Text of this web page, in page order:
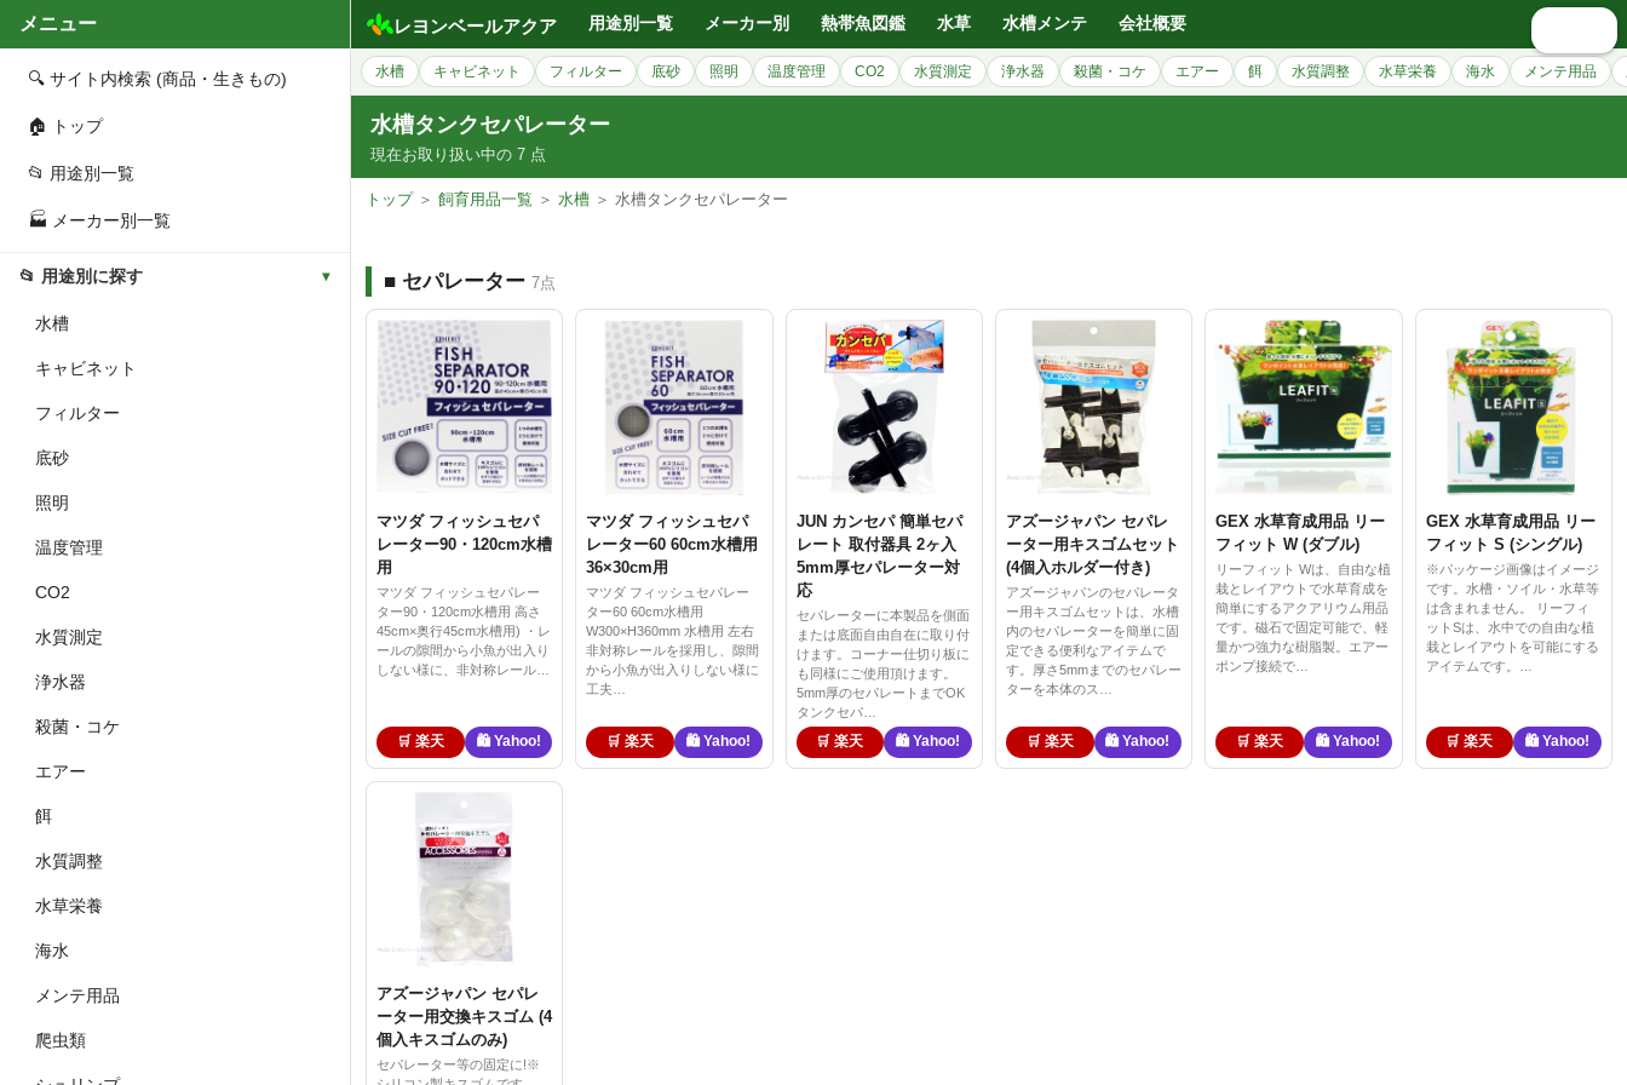
メニュー
🔍 サイト内検索 (商品・生きもの)
🏠 トップ
📂 用途別一覧
🏭 メーカー別一覧
📂 用途別に探す
水槽
キャビネット
フィルター
底砂
照明
温度管理
CO2
水質測定
浄水器
殺菌・コケ
エアー
餌
水質調整
水草栄養
海水
メンテ用品
爬虫類
レヨンベールアクア 用途別一覧 メーカー別 熱帯魚図鑑 水草 水槽メンテ 会社概要
水槽 キャビネット フィルター 底砂 照明 温度管理 CO2 水質測定 浄水器 殺菌・コケ エアー 餌 水質調整 水草栄養 海水 メンテ用品
水槽タンクセパレーター
現在お取り扱い中の 7 点
トップ＞ 飼育用品一覧 ＞ 水槽 ＞ 水槽タンクセパレーター
■ セパレーター 7点
マツダ フィッシュセパ
レーター90・120cm水槽
用
マツダ フィッシュセパレー
ター90・120cm水槽用 高さ
45cm×奥行45cm水槽用) ・レ
ールの隙間から小魚が出入り
しない様に、非対称レール…
🛒 楽天 🛍️ Yahoo!
マツダ フィッシュセパ
レーター60 60cm水槽用
36×30cm用
マツダ フィッシュセパレー
ター60 60cm水槽用
W300×H360mm 水槽用 左右
非対称レールを採用し、隙間
から小魚が出入りしない様に
工夫…
🛒 楽天 🛍️ Yahoo!
JUN カンセパ 簡単セパ
レート 取付器具 2ヶ入
5mm厚セパレーター対
応
セパレーターに本製品を側面
または底面自由自在に取り付
けます。コーナー仕切り板に
も同様にご使用頂けます。
5mm厚のセパレートまでOK
タンクセパ…
🛒 楽天 🛍️ Yahoo!
アズージャパン セパレ
ーター用キスゴムセット
(4個入ホルダー付き)
アズージャパンのセパレータ
ー用キスゴムセットは、水槽
内のセパレーターを簡単に固
定できる便利なアイテムで
す。厚さ5mmまでのセパレー
ターを本体のス…
🛒 楽天 🛍️ Yahoo!
GEX 水草育成用品 リー
フィット W (ダブル)
リーフィット Wは、自由な植
栽とレイアウトで水草育成を
簡単にするアクアリウム用品
です。磁石で固定可能で、軽
量かつ強力な樹脂製。エアー
ポンプ接続で…
🛒 楽天 🛍️ Yahoo!
GEX 水草育成用品 リー
フィット S (シングル)
※パッケージ画像はイメージ
です。水槽・ソイル・水草等
は含まれません。 リーフィ
ットSは、水中での自由な植
栽とレイアウトを可能にする
アイテムです。…
🛒 楽天 🛍️ Yahoo!
アズージャパン セパレ
ーター用交換キスゴム (4
個入キスゴムのみ)
セパレーター等の固定に!※